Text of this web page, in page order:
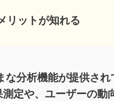
リットが知れる
分析機能が提供さ
定や、ユーザーの動